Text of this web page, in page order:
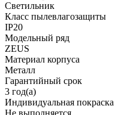
Светильник
Класс пылевлагозащиты
IP20
Модельный ряд
ZEUS
Материал корпуса
Металл
Гарантийный срок
3 год(а)
Индивидуальная покраска
Не выполняется